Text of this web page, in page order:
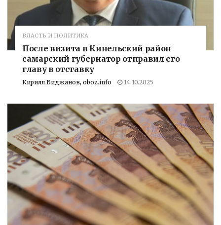
ВЛАСТЬ И ПОЛИТИКА
После визита в Кинельский район
самарский губернатор отправил его
главу в отставку
Кирилл Биджанов, oboz.info 14.10.2025